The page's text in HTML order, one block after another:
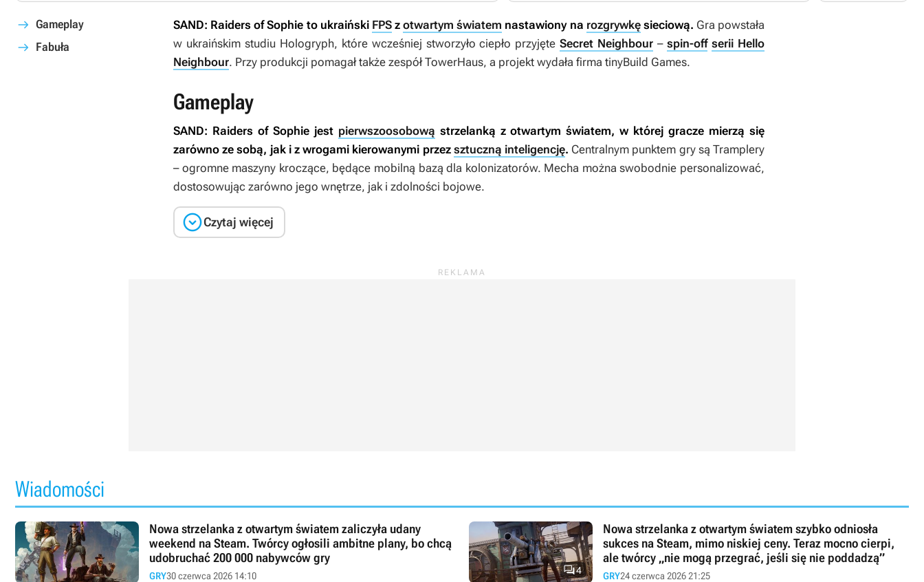
Gameplay
Fabuła
SAND: Raiders of Sophie to ukraiński FPSzotwartym światem nastawiony na rozgrywkęsieciową. Gra powstała
w ukraińskim studiu Hologryph, które wcześniej stworzyło ciepło przyjęteSecret Neighbour –spin-off serii Hello
Neighbour. Przy produkcji pomagał także zespół TowerHaus, a projekt wydała firma tinyBuild Games.
Gameplay
SAND: Raiders of Sophiejest pierwszoosobową strzelanką z otwartym światem, w której gracze mierzą się
zarówno ze sobą, jak i z wrogami kierowanymi przez sztuczną inteligencję. Centralnym punktem gry są Tramplery
– ogromne maszyny kroczące, będące mobilną bazą dla kolonizatorów. Mecha można swobodnie personalizować,
dostosowując zarówno jego wnętrze, jak i zdolności bojowe.
Czytaj więcej
Wiadomości
Nowa strzelanka z otwartym światem zaliczyła udany
weekend na Steam. Twórcy ogłosili ambitne plany, bo chcą
udobruchać 200 000 nabywców gry
GRY30 czerwca 2026 14:10 4
Nowa strzelanka z otwartym światem szybko odniosła
sukces na Steam, mimo niskiej ceny. Teraz mocno cierpi,
ale twórcy „nie mogą przegrać, jeśli się nie poddadzą”
GRY24 czerwca 2026 21:25